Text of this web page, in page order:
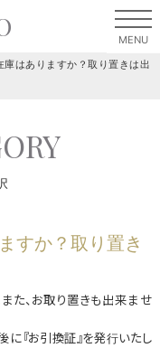
庫はありますか？取り置きは出
すか？取り置き
た、お取り置きも出来ませ
『お引換証』を発行いたし